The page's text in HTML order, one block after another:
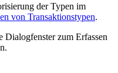
der Typen im
von Transaktionstypen.
Dialogfenster zum Erfassen